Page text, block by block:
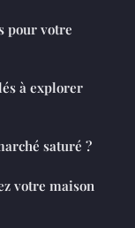
pour votre
à explorer
saturé ?
votre maison